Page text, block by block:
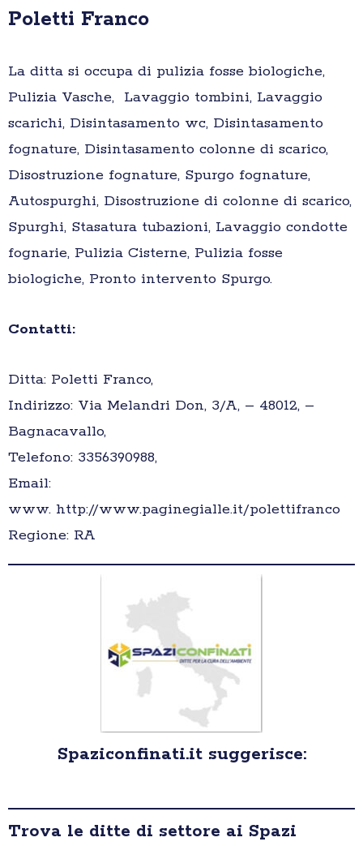
Poletti Franco
La ditta si occupa di pulizia fosse biologiche,
Pulizia Vasche, Lavaggio tombini, Lavaggio
scarichi, Disintasamento wc, Disintasamento
fognature, Disintasamento colonne di scarico,
Disostruzione fognature, Spurgo fognature,
Autospurghi, Disostruzione di colonne di scarico,
Spurghi, Stasatura tubazioni, Lavaggio condotte
fognarie, Pulizia Cisterne, Pulizia fosse
biologiche, Pronto intervento Spurgo.
Contatti:
Ditta: Poletti Franco,
Indirizzo: Via Melandri Don, 3/A, – 48012, –
Bagnacavallo,
Telefono: 3356390988,
Email:
www. http://www.paginegialle.it/polettifranco
Regione: RA
Spaziconfinati.it suggerisce:
Trova le ditte di settore ai Spazi